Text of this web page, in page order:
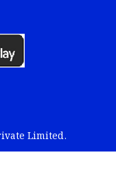
Limited.